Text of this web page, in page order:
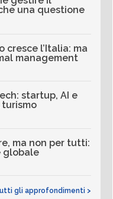
una questione
cresce l’Italia: ma
management
startup, AI e
ma non per tutti:
globale
gli approfondimenti >